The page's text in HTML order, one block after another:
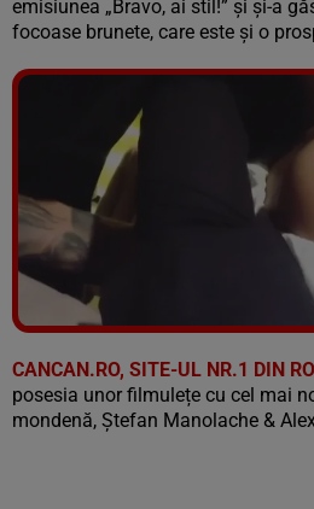
emisiunea „Bravo, ai stil!” și și-a
focoase brunete, care este și o
CANCAN.RO, SITE-UL NR.1 DIN
posesia unor filmulețe cu cel mai
mondenă, Ștefan Manolache &